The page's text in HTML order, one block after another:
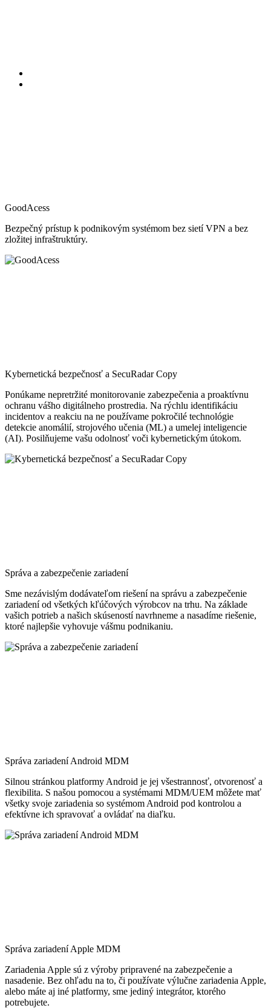
GoodAcess
Bezpečný prístup k podnikovým systémom bez sietí VPN a bez
zložitej infraštruktúry.
Kybernetická bezpečnosť a SecuRadar Copy
Ponúkame nepretržité monitorovanie zabezpečenia a proaktívnu
ochranu vášho digitálneho prostredia. Na rýchlu identifikáciu
incidentov a reakciu na ne používame pokročilé technológie
detekcie anomálií, strojového učenia (ML) a umelej inteligencie
(AI). Posilňujeme vašu odolnosť voči kybernetickým útokom.
Správa a zabezpečenie zariadení
Sme nezávislým dodávateľom riešení na správu a zabezpečenie
zariadení od všetkých kľúčových výrobcov na trhu. Na základe
vašich potrieb a našich skúseností navrhneme a nasadíme riešenie,
ktoré najlepšie vyhovuje vášmu podnikaniu.
Správa zariadení Android MDM
Silnou stránkou platformy Android je jej všestrannosť, otvorenosť a
flexibilita. S našou pomocou a systémami MDM/UEM môžete mať
všetky svoje zariadenia so systémom Android pod kontrolou a
efektívne ich spravovať a ovládať na diaľku.
Správa zariadení Apple MDM
Zariadenia Apple sú z výroby pripravené na zabezpečenie a
nasadenie. Bez ohľadu na to, či používate výlučne zariadenia Apple,
alebo máte aj iné platformy, sme jediný integrátor, ktorého
potrebujete.